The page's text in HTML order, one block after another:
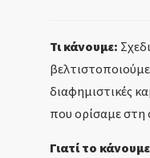
Τι κάνουμε:
διαφημιστικές
που ορίσαμε στη
Γιατί το